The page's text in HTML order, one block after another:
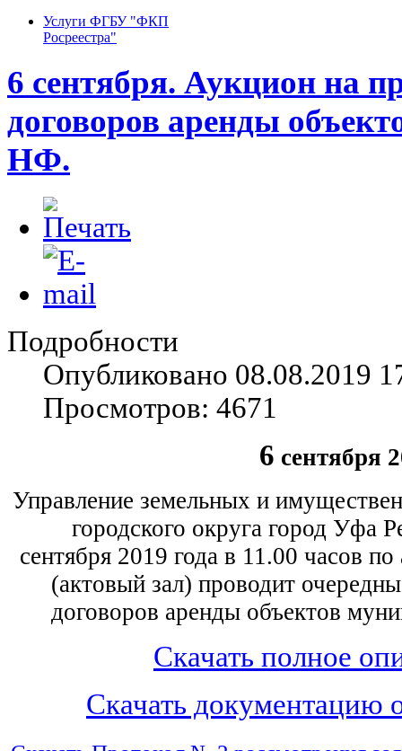
Услуги ФГБУ "ФКП
Росреестра"
6 сентября. Аукцион на
договоров аренды
НФ.
Подробности
Опубликовано 08.08.2019
Просмотров: 4671
6 сентября
Управление земельных и
городского округа город Уфа
сентября 2019 года в 11.00 часов
(актовый зал) проводит
договоров аренды объектов
Скачать полное
Скачать документацию